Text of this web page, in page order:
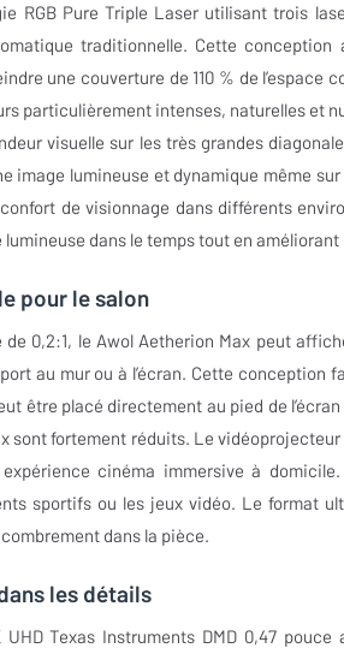
RGB Pure Triple Laser utilisant trois
traditionnelle. Cette conception
une couverture de 110 % de l’espace
particulièrement intenses, naturelles et
visuelle sur les très grandes
image lumineuse et dynamique même
de visionnage dans différents
dans le temps tout en
pour le salon
0,2:1, le Awol Aetherion Max peut
au mur ou à l’écran. Cette conception
être placé directement au pied de
sont fortement réduits. Le
cinéma immersive à
sportifs ou les jeux vidéo. Le format
dans la pièce.
les détails
Texas Instruments DMD 0,47